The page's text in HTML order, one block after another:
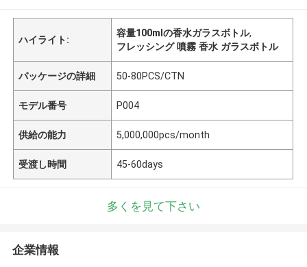
ハイライト:
容量100mlの香水ガラスボトル,
フレッシング 噴霧 香水 ガラスボトル
パッケージの詳細 50-80PCS/CTN
モデル番号 P004
供給の能力 5,000,000pcs/month
受渡し時間 45-60days
多くを見て下さい
企業情報